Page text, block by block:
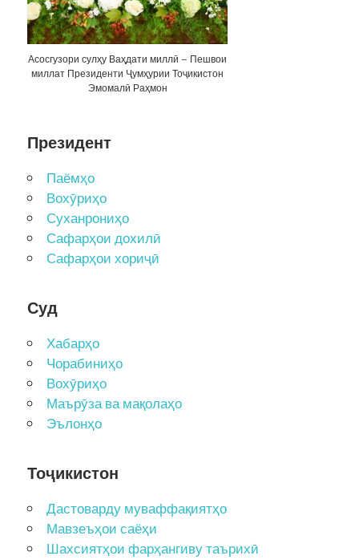
Асосгузори сулҳу Ваҳдати миллӣ – Пешвои
миллат Президенти Ҷумҳурии Тоҷикистон
Эмомалӣ Раҳмон
Президент
Паёмҳо
Вохӯриҳо
Суханрониҳо
Сафарҳои дохилӣ
Сафарҳои хориҷӣ
Суд
Хабарҳо
Чорабиниҳо
Вохӯриҳо
Маърӯза ва мақолаҳо
Эълонҳо
Тоҷикистон
Дастоварду муваффақиятҳо
Мавзеъҳои саёҳи
Шахсиятҳои фарҳангиву таърихӣ